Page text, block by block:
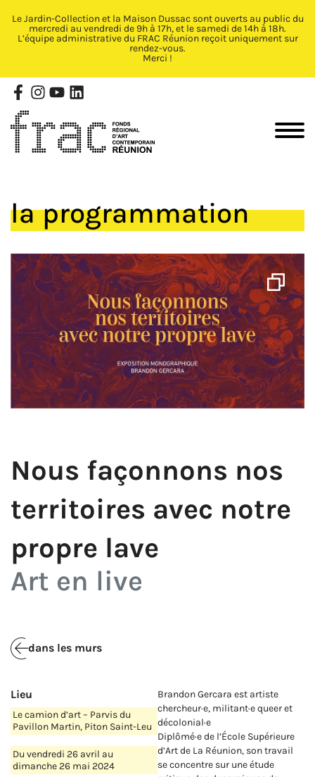
Fermer X
Le Jardin-Collection et la Maison Dussac sont ouverts au public du
mercredi au vendredi de 9h à 17h, et le samedi de 14h à 18h.
L’équipe administrative du FRAC Réunion reçoit uniquement sur
rendez-vous.
Merci !
la programmation
Nous façonnons nos
territoires avec notre
propre lave
Art en live
dans les murs
Lieu
Le camion d’art – Parvis du
Pavillon Martin, Piton Saint-Leu
Du vendredi 26 avril au
dimanche 26 mai 2024
Brandon Gercara est artiste
chercheur·e, militant·e queer et
décolonial·e
Diplômé·e de l’École Supérieure
d’Art de La Réunion, son travail
se concentre sur une étude